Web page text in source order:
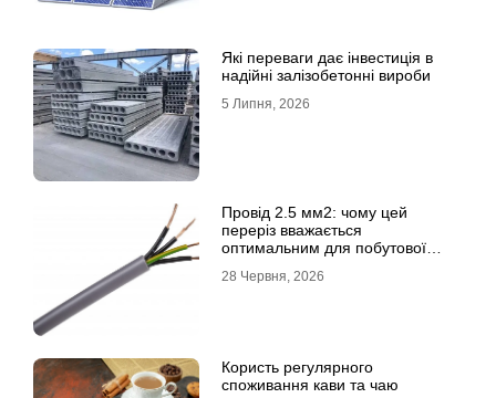
Які переваги дає інвестиція в
надійні залізобетонні вироби
5 Липня, 2026
Провід 2.5 мм2: чому цей
переріз вважається
оптимальним для побутової
28 Червня, 2026
Користь регулярного
споживання кави та чаю